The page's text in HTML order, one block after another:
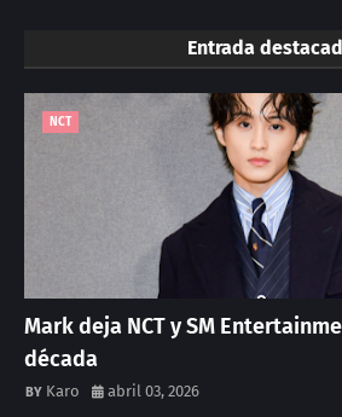
Entrada
NCT
Mark deja NCT y SM
década
Karo abril 03, 2026